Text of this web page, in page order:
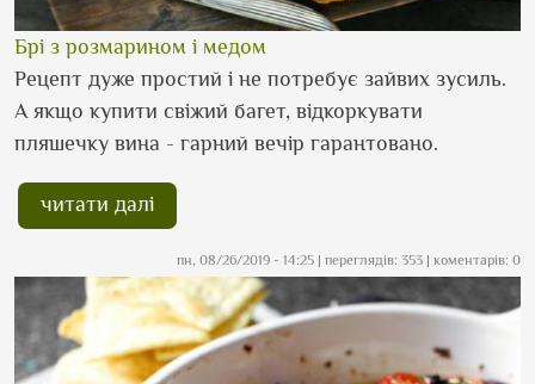
Брі з розмарином і медом
Рецепт дуже простий і не потребує зайвих зусиль.
А якщо купити свіжий багет, відкоркувати
пляшечку вина - гарний вечір гарантовано.
читати далі
пн, 08/26/2019 - 14:25 | переглядів: 353 | коментарів: 0